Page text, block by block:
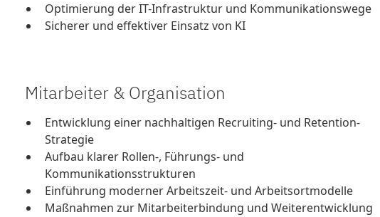
Optimierung der IT-Infrastruktur und Kommunikationswege
Sicherer und effektiver Einsatz von KI
Mitarbeiter & Organisation
Entwicklung einer nachhaltigen Recruiting- und Retention-
Strategie
Aufbau klarer Rollen-, Führungs- und
Kommunikationsstrukturen
Einführung moderner Arbeitszeit- und Arbeitsortmodelle
Maßnahmen zur Mitarbeiterbindung und Weiterentwicklung